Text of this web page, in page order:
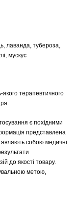
лаванда, тубероза,
мускус
якого терапевтичного
є похідними
представлена
являють собою медичні
до якості товару.
метою,